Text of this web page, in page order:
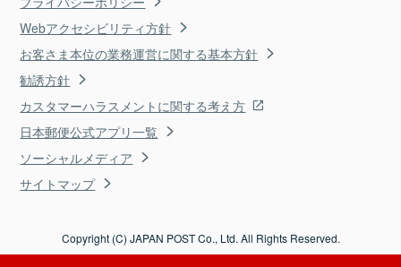
Webアクセシビリティ方針
お客さま本位の業務運営に関する基本方針
勧誘方針
カスタマーハラスメントに関する考え方
日本郵便公式アプリ一覧
ソーシャルメディア
サイトマップ
Copyright (C) JAPAN POST Co., Ltd. All Rights Reserved.